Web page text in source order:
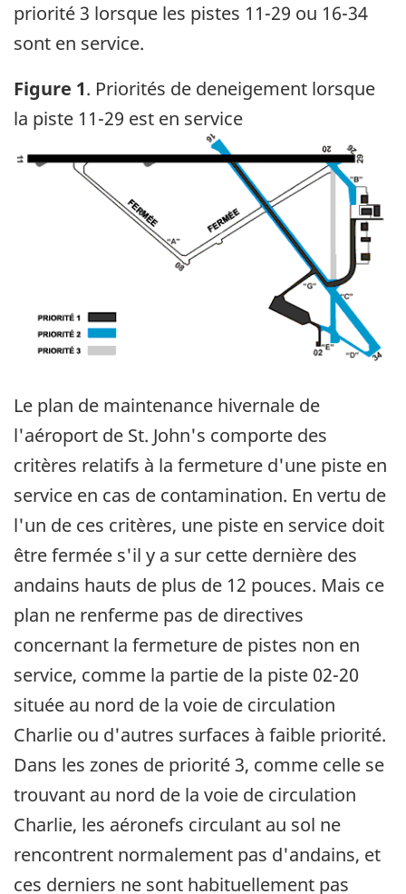
priorité 3 lorsque les pistes 11-29 ou 16-34
sont en service.
Figure 1. Priorités de deneigement lorsque
la piste 11-29 est en service
Le plan de maintenance hivernale de
l'aéroport de St. John's comporte des
critères relatifs à la fermeture d'une piste en
service en cas de contamination. En vertu de
l'un de ces critères, une piste en service doit
être fermée s'il y a sur cette dernière des
andains hauts de plus de 12 pouces. Mais ce
plan ne renferme pas de directives
concernant la fermeture de pistes non en
service, comme la partie de la piste 02-20
située au nord de la voie de circulation
Charlie ou d'autres surfaces à faible priorité.
Dans les zones de priorité 3, comme celle se
trouvant au nord de la voie de circulation
Charlie, les aéronefs circulant au sol ne
rencontrent normalement pas d'andains, et
ces derniers ne sont habituellement pas